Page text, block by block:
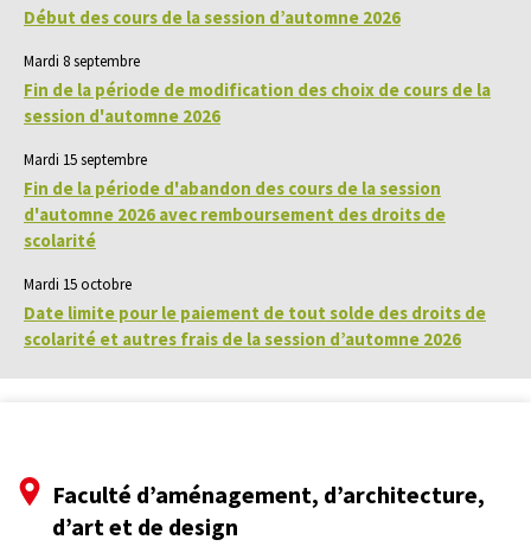
Début des cours de la session d’automne 2026
Mardi 8 septembre
Fin de la période de modification des choix de cours de la
session d'automne 2026
Mardi 15 septembre
Fin de la période d'abandon des cours de la session
d'automne 2026 avec remboursement des droits de
scolarité
Mardi 15 octobre
Date limite pour le paiement de tout solde des droits de
scolarité et autres frais de la session d’automne 2026
Faculté d’aménagement, d’architecture,
d’art et de design